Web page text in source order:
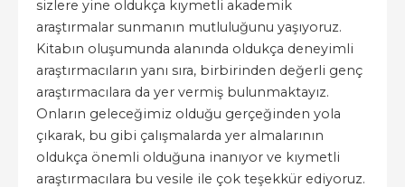
sizlere yine oldukça kıymetli akademik
araştırmalar sunmanın mutluluğunu yaşıyoruz.
Kitabın oluşumunda alanında oldukça deneyimli
araştırmacıların yanı sıra, birbirinden değerli genç
araştırmacılara da yer vermiş bulunmaktayız.
Onların geleceğimiz olduğu gerçeğinden yola
çıkarak, bu gibi çalışmalarda yer almalarının
oldukça önemli olduğuna inanıyor ve kıymetli
araştırmacılara bu vesile ile çok teşekkür ediyoruz.